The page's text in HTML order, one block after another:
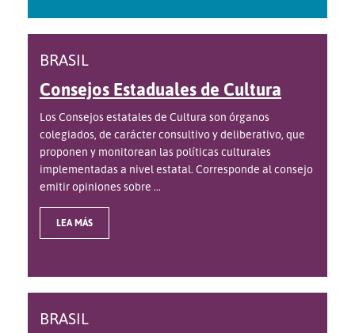
BRASIL
Consejos Estaduales de Cultura
Los Consejos estatales de Cultura son órganos
colegiados, de carácter consultivo y deliberativo, que
proponen y monitorean las políticas culturales
implementadas a nivel estatal. Corresponde al consejo
emitir opiniones sobre ...
LEA MÁS
BRASIL